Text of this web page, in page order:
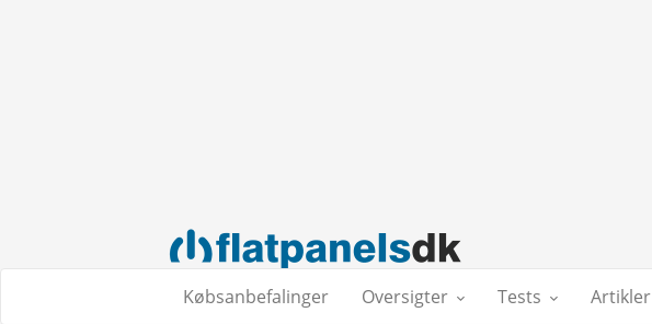
Købsanbefalinger Oversigter Tests Artikler